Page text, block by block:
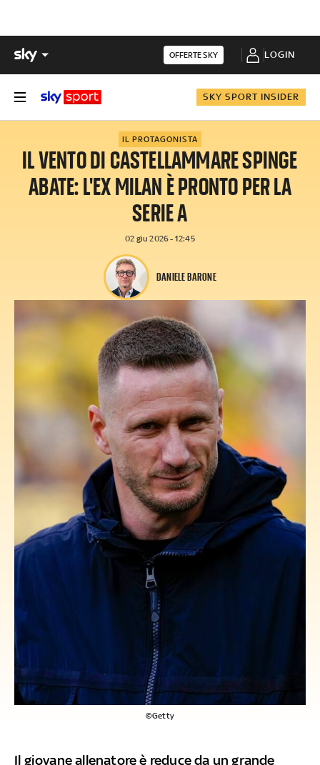
OFFERTE SKY LOGIN
SKY SPORT INSIDER
IL PROTAGONISTA
IL VENTO DI CASTELLAMMARE SPINGE
ABATE: L'EX MILAN È PRONTO PER LA
SERIE A
02 giu 2026 - 12:45
DANIELE BARONE
©Getty
Il giovane allenatore è reduce da un grande